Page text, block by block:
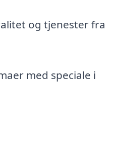
og tjenester fra
med speciale i